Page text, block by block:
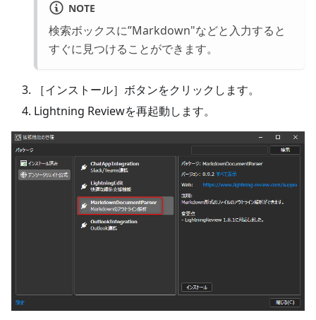
NOTE
検索ボックスに”Markdown"などと入力すると
すぐに見つけることができます。
［インストール］ボタンをクリックします。
Lightning Reviewを再起動します。